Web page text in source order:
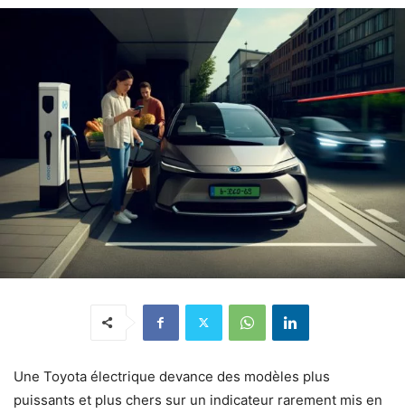
Une Toyota électrique devance des modèles plus
puissants et plus chers sur un indicateur rarement mis en